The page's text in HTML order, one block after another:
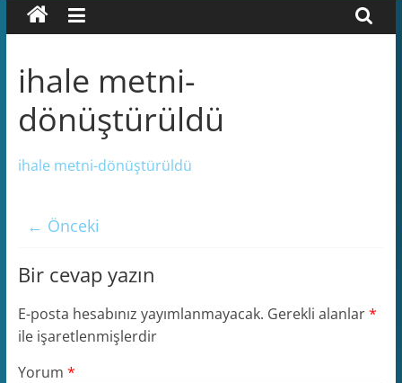
RESMİ
WEB
ihale metni-
dönüştürüldü
ihale metni-dönüştürüldü
← Önceki
Bir cevap yazın
E-posta hesabınız yayımlanmayacak. Gerekli alanlar*
ile işaretlenmişlerdir
Yorum *